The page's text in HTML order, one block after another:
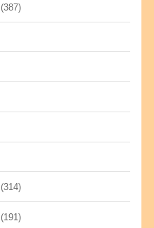
(387)
(314)
(191)